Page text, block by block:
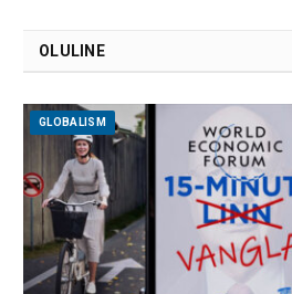
OLULINE
GLOBALISM